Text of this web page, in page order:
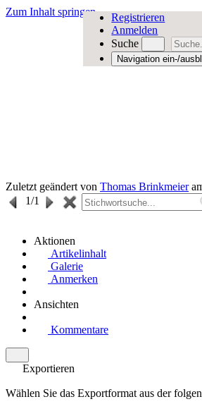
Zum Inhalt springen
Registrieren
Anmelden
Suche
Navigation ein-/
Zuletzt geändert von Thomas Brinkmeier
1/1
Aktionen
Artikelinhalt
Galerie
Anmerken
Ansichten
Kommentare
Exportieren
Wählen Sie das Exportformat aus der